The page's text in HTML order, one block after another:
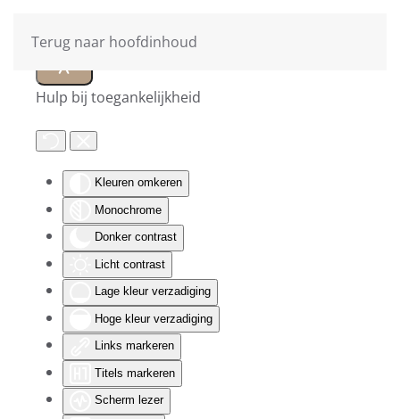
Hulp bij toegankelijkheid
Kleuren omkeren
Monochrome
Donker contrast
Licht contrast
Lage kleur verzadiging
Hoge kleur verzadiging
Links markeren
Titels markeren
Scherm lezer
Terug naar hoofdinhoud